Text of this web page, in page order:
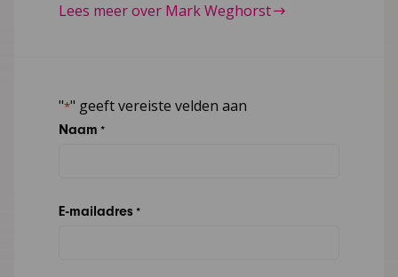
Lees meer over Mark Weghorst
"*" geeft vereiste velden aan
Naam *
E-mailadres *